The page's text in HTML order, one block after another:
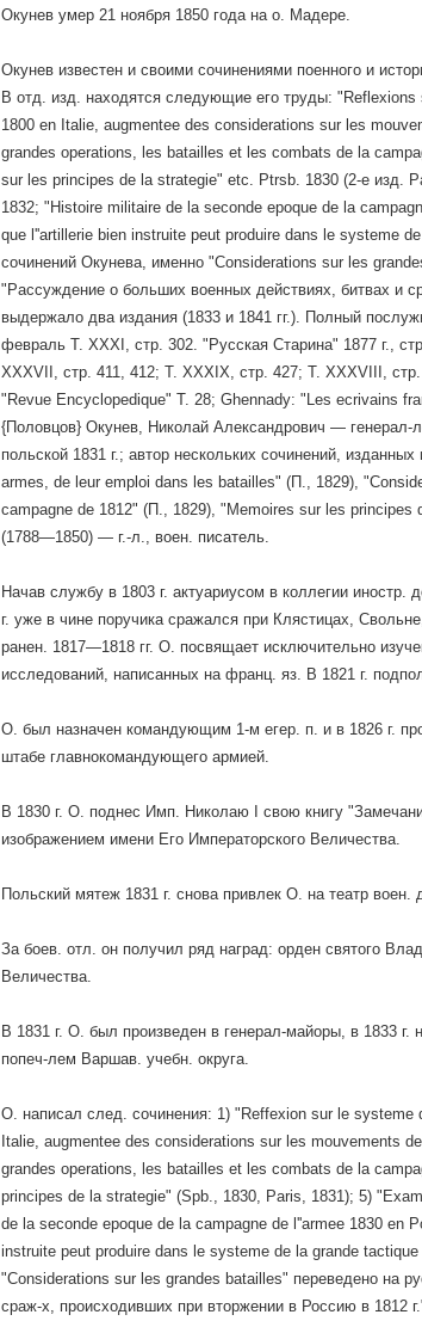
Окунев умер 21 ноября 1850 года на о. Мадере.
Окунев известен и своими сочинениями поенного и
В отд. изд. находятся следующие его труды:
1800 en Italie, augmentee des considerations sur les
grandes operations, les batailles et les combats de la
sur les principes de la strategie" etc. Ptrsb. 1830 (2-е изд.
1832; "Histoire militaire de la seconde epoque de la
que l''artillerie bien instruite peut produire dans le systeme
сочинений Окунева, именно "Considerations sur les
"Рассуждение о больших военных действиях, битвах и
выдержало два издания (1833 и 1841 гг.). Полный
февраль Т. XXXI, стр. 302. "Русская Старина" 1877 г.,
XXXVII, стр. 411, 412; Т. XXXIX, стр. 427; Т. XXXVIII,
"Revue Encyclopedique" T. 28; Ghennady: "Les ecrivains
{Половцов} Окунев, Николай Александрович — генерал-
польской 1831 г.; автор нескольких сочинений,
armes, de leur emploi dans les batailles" (П., 1829),
campagne de 1812" (П., 1829), "Memoires sur les
(1788—1850) — г.-л., воен. писатель.
Начав службу в 1803 г. актуариусом в коллегии
г. уже в чине поручика сражался при Клястицах,
ранен. 1817—1818 гг. О. посвящает исключительно
исследований, написанных на франц. яз. В 1821 г.
О. был назначен командующим 1-м егер. п. и в 1826 г.
штабе главнокомандующего армией.
В 1830 г. О. поднес Имп. Николаю I свою книгу
изображением имени Его Императорского Величества.
Польский мятеж 1831 г. снова привлек О. на театр воен.
За боев. отл. он получил ряд наград: орден святого
Величества.
В 1831 г. О. был произведен в генерал-майоры, в 1833
попеч-лем Варшав. учебн. округа.
О. написал след. сочинения: 1) "Reffexion sur le systeme
Italie, augmentee des considerations sur les mouvements
grandes operations, les batailles et les combats de la
principes de la strategie" (Spb., 1830, Paris, 1831); 5)
de la seconde epoque de la campagne de l''armee 1830 en
instruite peut produire dans le systeme de la grande
"Considerations sur les grandes batailles" переведено на
сраж-х, происходивших при вторжении в Россию в 1812